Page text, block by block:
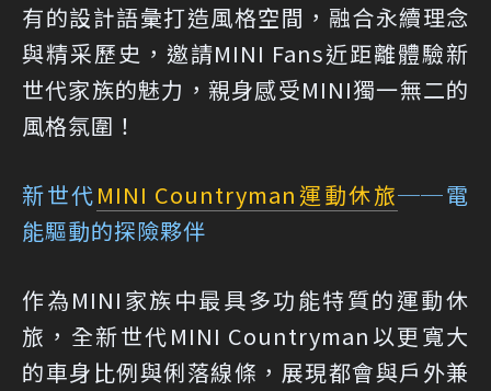
有的設計語彙打造風格空間，融合永續理念
與精采歷史，邀請MINI Fans近距離體驗新
世代家族的魅力，親身感受MINI獨一無二的
風格氛圍！
新世代MINI Countryman 運動休旅──電
能驅動的探險夥伴
作為MINI家族中最具多功能特質的運動休
旅，全新世代MINI Countryman以更寬大
的車身比例與俐落線條，展現都會與戶外兼